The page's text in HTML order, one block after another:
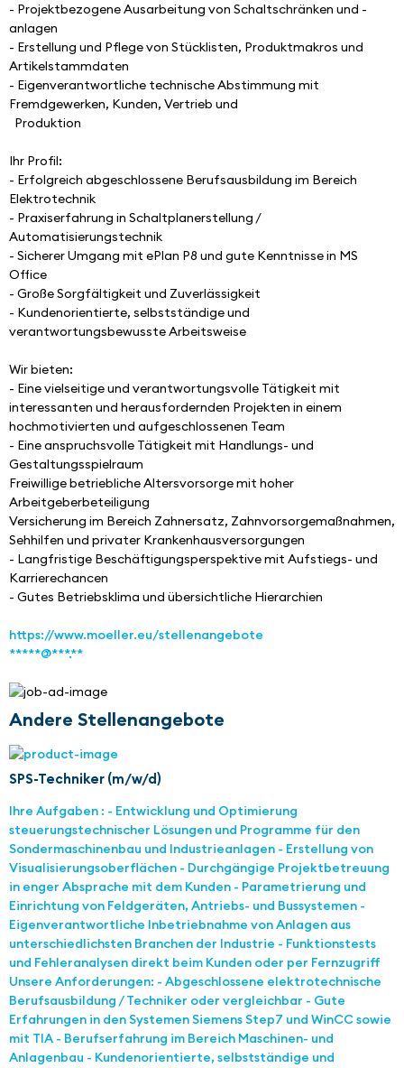
- Projektbezogene Ausarbeitung von Schaltschränken und -
anlagen
- Erstellung und Pflege von Stücklisten, Produktmakros und
Artikelstammdaten
- Eigenverantwortliche technische Abstimmung mit
Fremdgewerken, Kunden, Vertrieb und
  Produktion
Ihr Profil:
- Erfolgreich abgeschlossene Berufsausbildung im Bereich
Elektrotechnik
- Praxiserfahrung in Schaltplanerstellung /
Automatisierungstechnik
- Sicherer Umgang mit ePlan P8 und gute Kenntnisse in MS
Office
- Große Sorgfältigkeit und Zuverlässigkeit
- Kundenorientierte, selbstständige und
verantwortungsbewusste Arbeitsweise
Wir bieten:
- Eine vielseitige und verantwortungsvolle Tätigkeit mit
interessanten und herausfordernden Projekten in einem
hochmotivierten und aufgeschlossenen Team
- Eine anspruchsvolle Tätigkeit mit Handlungs- und
Gestaltungsspielraum
Freiwillige betriebliche Altersvorsorge mit hoher
Arbeitgeberbeteiligung
Versicherung im Bereich Zahnersatz, Zahnvorsorgemaßnahmen,
Sehhilfen und privater Krankenhausversorgungen
- Langfristige Beschäftigungsperspektive mit Aufstiegs- und
Karrierechancen
- Gutes Betriebsklima und übersichtliche Hierarchien
https://www.moeller.eu/stellenangebote
*****@***.**
Andere Stellenangebote
SPS-Techniker (m/w/d)
Ihre Aufgaben : - Entwicklung und Optimierung
steuerungstechnischer Lösungen und Programme für den
Sondermaschinenbau und Industrieanlagen - Erstellung von
Visualisierungsoberflächen - Durchgängige Projektbetreuung
in enger Absprache mit dem Kunden - Parametrierung und
Einrichtung von Feldgeräten, Antriebs- und Bussystemen -
Eigenverantwortliche Inbetriebnahme von Anlagen aus
unterschiedlichsten Branchen der Industrie - Funktionstests
und Fehleranalysen direkt beim Kunden oder per Fernzugriff
Unsere Anforderungen: - Abgeschlossene elektrotechnische
Berufsausbildung / Techniker oder vergleichbar - Gute
Erfahrungen in den Systemen Siemens Step7 und WinCC sowie
mit TIA - Berufserfahrung im Bereich Maschinen- und
Anlagenbau - Kundenorientierte, selbstständige und